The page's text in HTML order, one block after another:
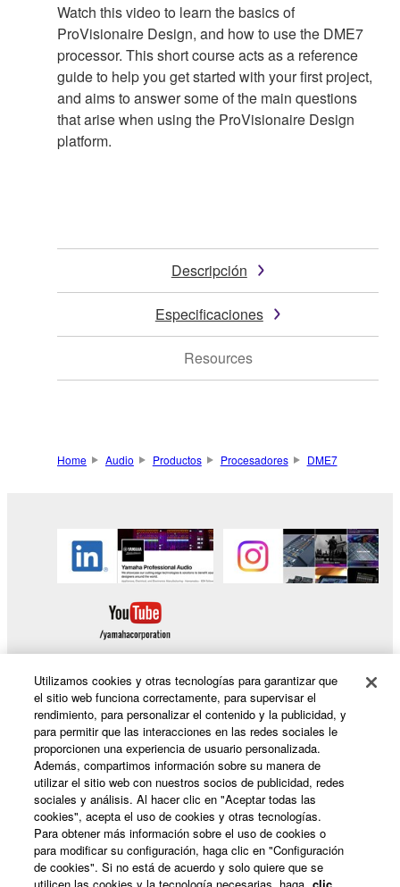
Watch this video to learn the basics of
ProVisionaire Design, and how to use the DME7
processor. This short course acts as a reference
guide to help you get started with your first project,
and aims to answer some of the main questions
that arise when using the ProVisionaire Design
platform.
Descripción
Especificaciones
Resources
Home Audio Productos Procesadores DME7
Productos y soluciones
Noticias
Acerca de Yamaha
Utilizamos cookies y otras tecnologías para garantizar que
el sitio web funciona correctamente, para supervisar el
rendimiento, para personalizar el contenido y la publicidad, y
para permitir que las interacciones en las redes sociales le
proporcionen una experiencia de usuario personalizada.
Además, compartimos información sobre su manera de
utilizar el sitio web con nuestros socios de publicidad, redes
sociales y análisis. Al hacer clic en "Aceptar todas las
cookies", acepta el uso de cookies y otras tecnologías.
Para obtener más información sobre el uso de cookies o
para modificar su configuración, haga clic en "Configuración
de cookies". Si no está de acuerdo y solo quiere que se